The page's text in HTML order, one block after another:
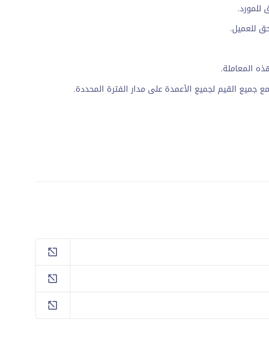
للمورد.
للعميل.
المعاملة.
جميع القيم لجميع الأعمدة على مدار الفترة المحددة.